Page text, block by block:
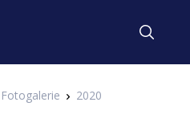
Fotogalerie 2020